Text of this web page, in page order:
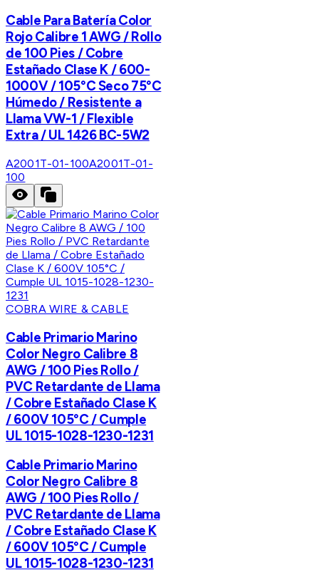
Cable Para Batería Color
Rojo Calibre 1 AWG / Rollo
de 100 Pies / Cobre
Estañado Clase K / 600-
1000V / 105°C Seco 75°C
Húmedo / Resistente a
Llama VW-1 / Flexible
Extra / UL 1426 BC-5W2
A2001T-01-100A2001T-01-
100
COBRA WIRE & CABLE
Cable Primario Marino
Color Negro Calibre 8
AWG / 100 Pies Rollo /
PVC Retardante de Llama
/ Cobre Estañado Clase K
/ 600V 105°C / Cumple
UL 1015-1028-1230-1231
Cable Primario Marino
Color Negro Calibre 8
AWG / 100 Pies Rollo /
PVC Retardante de Llama
/ Cobre Estañado Clase K
/ 600V 105°C / Cumple
UL 1015-1028-1230-1231